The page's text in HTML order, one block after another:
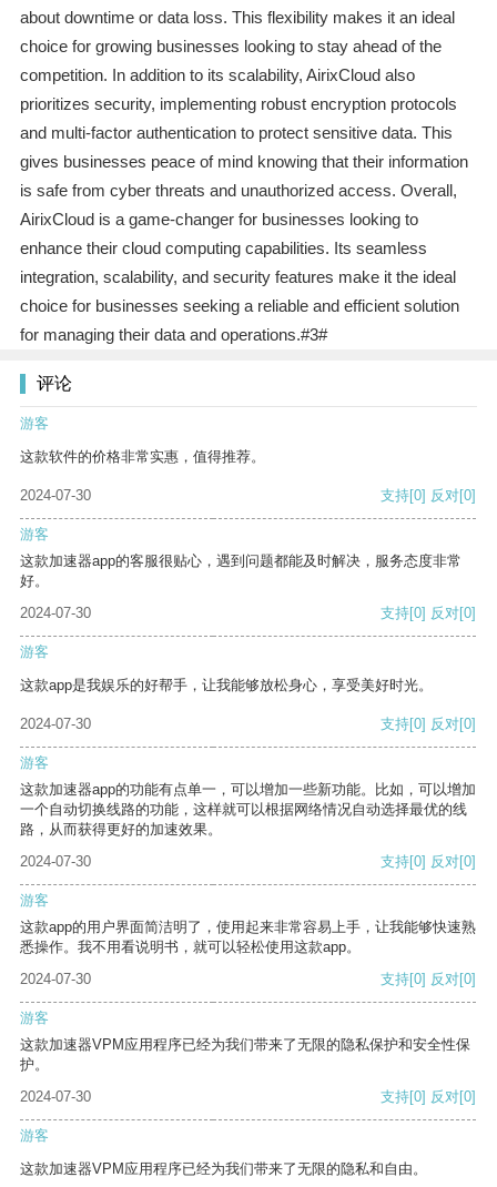
about downtime or data loss. This flexibility makes it an ideal
choice for growing businesses looking to stay ahead of the
competition. In addition to its scalability, AirixCloud also
prioritizes security, implementing robust encryption protocols
and multi-factor authentication to protect sensitive data. This
gives businesses peace of mind knowing that their information
is safe from cyber threats and unauthorized access. Overall,
AirixCloud is a game-changer for businesses looking to
enhance their cloud computing capabilities. Its seamless
integration, scalability, and security features make it the ideal
choice for businesses seeking a reliable and efficient solution
for managing their data and operations.#3#
评论
游客
这款软件的价格非常实惠，值得推荐。
2024-07-30 支持[0] 反对[0]
游客
这款加速器app的客服很贴心，遇到问题都能及时解决，服务态度非常
好。
2024-07-30
支持[0] 反对[0]
游客
这款app是我娱乐的好帮手，让我能够放松身心，享受美好时光。
2024-07-30 支持[0] 反对[0]
游客
这款加速器app的功能有点单一，可以增加一些新功能。比如，可以增加
一个自动切换线路的功能，这样就可以根据网络情况自动选择最优的线
路，从而获得更好的加速效果。
2024-07-30
支持[0] 反对[0]
游客
这款app的用户界面简洁明了，使用起来非常容易上手，让我能够快速熟
悉操作。我不用看说明书，就可以轻松使用这款app。
2024-07-30
支持[0] 反对[0]
游客
这款加速器VPM应用程序已经为我们带来了无限的隐私保护和安全性保
护。
2024-07-30
支持[0] 反对[0]
游客
这款加速器VPM应用程序已经为我们带来了无限的隐私和自由。